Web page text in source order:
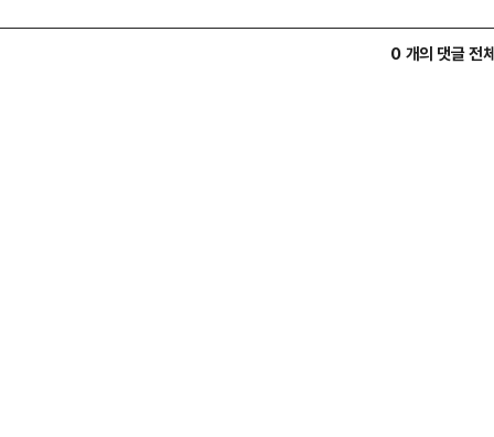
0 개의 댓글 전